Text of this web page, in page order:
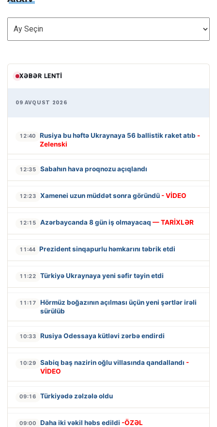
ARXİV
XƏBƏR LENTI
09 AVQUST 2026
12:40 Rusiya bu həftə Ukraynaya 56 ballistik raket atıb -
Zelenski
12:35 Sabahın hava proqnozu açıqlandı
12:23 Xamenei uzun müddət sonra göründü - VİDEO
12:15 Azərbaycanda 8 gün iş olmayacaq — TARİXLƏR
11:44 Prezident sinqapurlu həmkarını təbrik etdi
11:22 Türkiyə Ukraynaya yeni səfir təyin etdi
11:17
Hörmüz boğazının açılması üçün yeni şərtlər irəli
sürülüb
10:33 Rusiya Odessaya kütləvi zərbə endirdi
10:29 Sabiq baş nazirin oğlu villasında qandallandı -
VİDEO
09:16 Türkiyədə zəlzələ oldu
09:00 Daha iki vəkil həbs edildi -ÖZƏL